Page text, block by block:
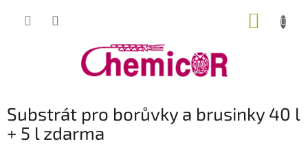
Substrát pro borůvky a brusinky 40 l
+ 5 l zdarma